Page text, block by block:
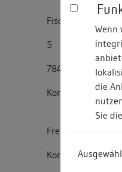
Wenn
die
Sie
Fischmarkt
5
78426
Konstanz
Freiburg
Konstanz